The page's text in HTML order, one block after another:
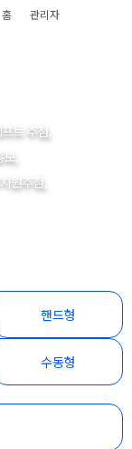
관리자
홈
트 추첨,
,
원추첨,
핸드형
수동형